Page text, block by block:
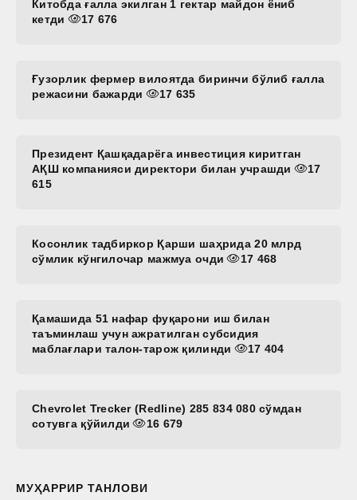
Китобда ғалла экилган 1 гектар майдон ёниб
кетди
17 676
Ғузорлик фермер вилоятда биринчи бўлиб ғалла
режасини бажарди
17 635
Президент Қашқадарёга инвестиция киритган
АҚШ компанияси директори билан учрашди
17
615
Косонлик тадбиркор Қарши шаҳрида 20 млрд
сўмлик кўнгилочар мажмуа очди
17 468
Қамашида 51 нафар фуқарони иш билан
таъминлаш учун ажратилган субсидия
маблағлари талон-тарож қилинди
17 404
Chevrolet Trecker (Redline) 285 834 080 сўмдан
сотувга қўйилди
16 679
МУҲАРРИР ТАНЛОВИ